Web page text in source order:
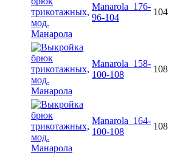
Manarola_176-
96-104
104
Manarola_158-
100-108
108
Manarola_164-
100-108
108